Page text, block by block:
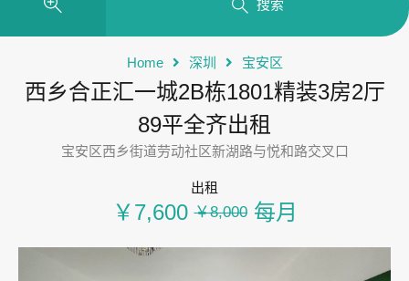
搜索
Home 深圳 宝安区
西乡合正汇一城2B栋1801精装3房2厅
89平全齐出租
宝安区西乡街道劳动社区新湖路与悦和路交叉口
出租
￥7,600 ￥8,000每月